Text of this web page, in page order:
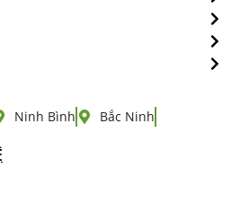
Ninh Bình
Bắc Ninh